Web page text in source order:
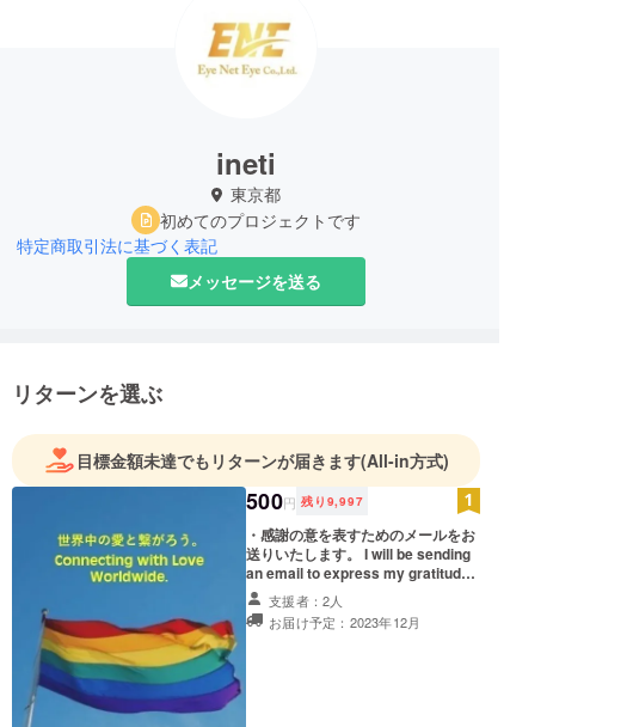
ineti
東京都
初めてのプロジェクトです
特定商取引法に基づく表記
メッセージを送る
リターンを選ぶ
目標金額未達でもリターンが届きます(All-in方式)
500円 残り 9,997
・感謝の意を表すためのメールをお
送りいたします。 I will be sending
an email to express my gratitude.
リターンについての詳細は、本文に
記載させて頂いております。ご確認
の程、よろしくお願い申し上げま
支援者：2人
お届け予定：2023年12月